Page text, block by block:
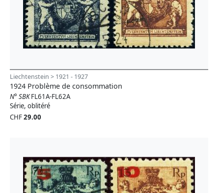
Liechtenstein > 1921 - 1927
1924 Problème de consommation
N° SBKFL61A-FL62A
Série, oblitéré
CHF29.00